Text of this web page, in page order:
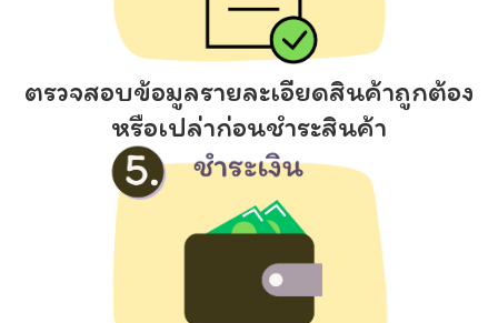
ตรวจสอบข้อมูลรายละเอียดสินค้าถูกต้อง
หรือเปล่าก่อนชำระสินค้า